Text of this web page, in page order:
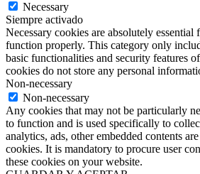
Necessary
Siempre activado
Necessary cookies are absolutely essential
function properly. This category only
basic functionalities and security features
cookies do not store any personal
Non-necessary
Non-necessary
Any cookies that may not be particularly
to function and is used specifically to
analytics, ads, other embedded contents
cookies. It is mandatory to procure user
these cookies on your website.